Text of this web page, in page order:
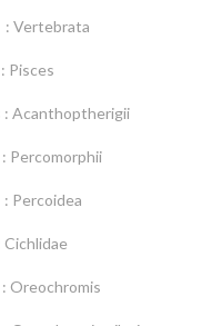
: Vertebrata
: Acanthoptherigii
Percoidea